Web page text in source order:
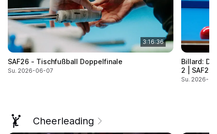
3:16:36
SAF26 - Tischfußball Doppelfinale
Su. 2026-06-07
Billard:
2 | SAF26
Su. 2026-
Cheerleading